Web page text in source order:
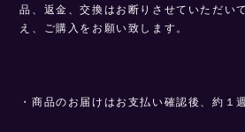
品、返金、交換はお断りさせていただい
え、ご購入をお願い致します。
・商品のお届けはお支払い確認後、約１